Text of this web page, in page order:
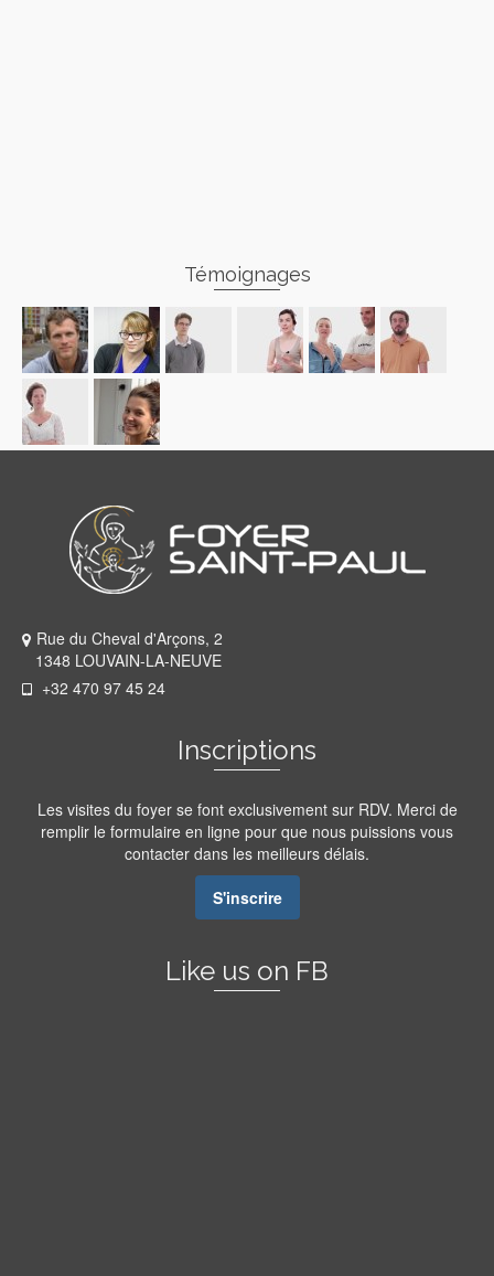
Témoignages
Rue du Cheval d'Arçons, 2
1348 LOUVAIN-LA-NEUVE
+32 470 97 45 24
Inscriptions
Les visites du foyer se font exclusivement sur RDV. Merci de
remplir le formulaire en ligne pour que nous puissions vous
contacter dans les meilleurs délais.
S'inscrire
Like us on FB